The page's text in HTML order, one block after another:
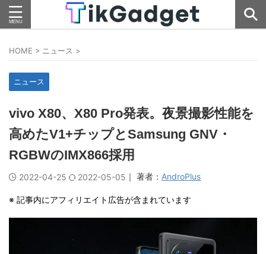
HOME > ニュース >
ニュース
vivo X80、X80 Pro発表。夜景撮影性能を
高めたV1+チップとSamsung GNV・
RGBWのIMX866採用
2022-04-25 2022-05-05 ｜ 著者： AndroPlus
※ 記事内にアフィリエイト広告が含まれています